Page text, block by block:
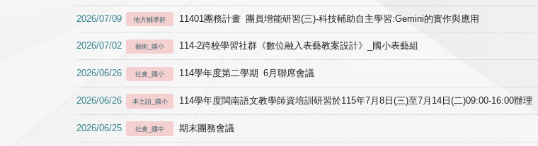
2026/07/09 地方輔導群 11401團務計畫 團員增能研習(三)-科技輔助自主學習:Gemini的實作與應用
2026/07/02 藝術_國小 114-2跨校學習社群《數位融入表藝教案設計》_國小表藝組
2026/06/26 社會_國小 114學年度第二學期 6月聯席會議
2026/06/26 本土語_國小 114學年度閩南語文教學師資培訓研習於115年7月8日(三)至7月14日(二)09:00-16:00辦理
2026/06/25 社會_國中 期末團務會議